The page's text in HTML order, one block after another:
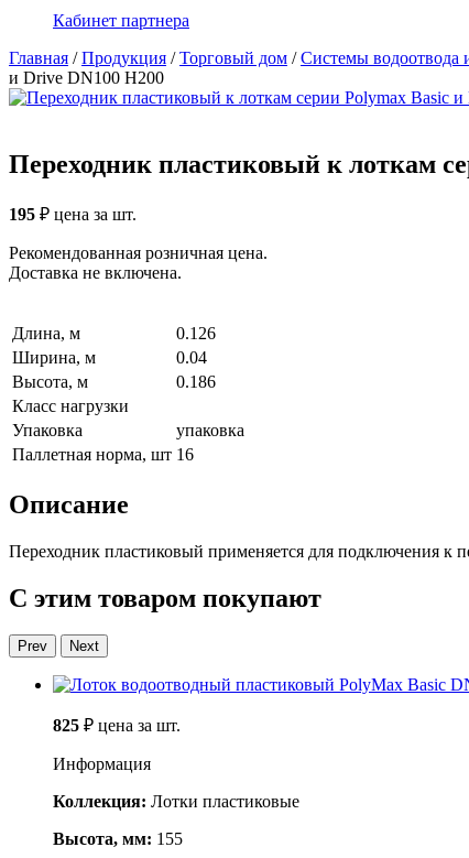
Кабинет партнера
Главная /Продукция /Торговый дом /Системы водоотвода
и Drive DN100 H200
Переходник пластиковый к лоткам
195 ₽ цена за шт.
Рекомендованная розничная цена.
Доставка не включена.
Длина, м
0.126
Ширина, м
0.04
Высота, м
0.186
Класс нагрузки
Упаковка
упаковка
Паллетная норма, шт 16
Описание
Переходник пластиковый применяется для подключения к
С этим товаром покупают
Prev Next
825 ₽ цена за шт.
Информация
Коллекция: Лотки пластиковые
Высота, мм: 155